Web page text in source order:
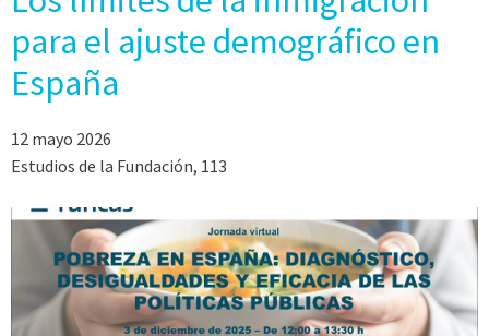
para el ajuste demográfico en
España
12 mayo 2026
Estudios de la Fundación, 113